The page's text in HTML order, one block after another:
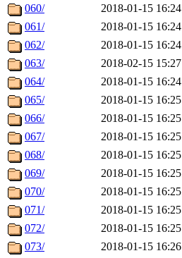
060/
2018-01-15 16:24
061/
2018-01-15 16:24
062/
2018-01-15 16:24
063/
2018-02-15 15:27
064/
2018-01-15 16:24
065/
2018-01-15 16:25
066/
2018-01-15 16:25
067/
2018-01-15 16:25
068/
2018-01-15 16:25
069/
2018-01-15 16:25
070/
2018-01-15 16:25
071/
2018-01-15 16:25
072/
2018-01-15 16:25
073/
2018-01-15 16:26